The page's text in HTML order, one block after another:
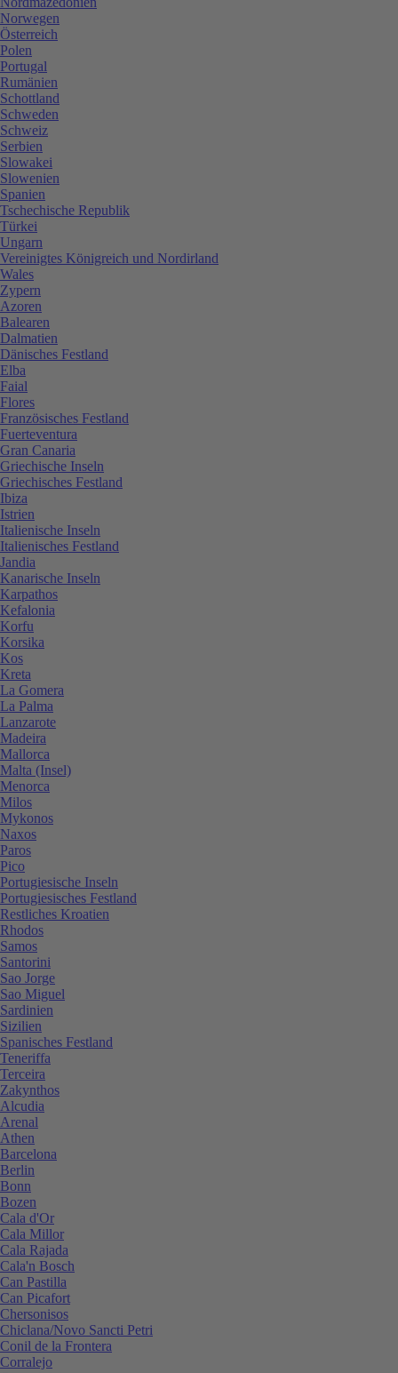
Norwegen
Österreich
Polen
Portugal
Rumänien
Schottland
Schweden
Schweiz
Serbien
Slowakei
Slowenien
Spanien
Tschechische Republik
Türkei
Ungarn
Vereinigtes Königreich und Nordirland
Wales
Zypern
Azoren
Balearen
Dalmatien
Dänisches Festland
Elba
Faial
Flores
Französisches Festland
Fuerteventura
Gran Canaria
Griechische Inseln
Griechisches Festland
Ibiza
Istrien
Italienische Inseln
Italienisches Festland
Jandia
Kanarische Inseln
Karpathos
Kefalonia
Korfu
Korsika
Kos
Kreta
La Gomera
La Palma
Lanzarote
Madeira
Mallorca
Malta (Insel)
Menorca
Milos
Mykonos
Naxos
Paros
Pico
Portugiesische Inseln
Portugiesisches Festland
Restliches Kroatien
Rhodos
Samos
Santorini
Sao Jorge
Sao Miguel
Sardinien
Sizilien
Spanisches Festland
Teneriffa
Terceira
Zakynthos
Alcudia
Arenal
Athen
Barcelona
Berlin
Bonn
Bozen
Cala d'Or
Cala Millor
Cala Rajada
Cala'n Bosch
Can Pastilla
Can Picafort
Chersonisos
Chiclana/Novo Sancti Petri
Conil de la Frontera
Corralejo